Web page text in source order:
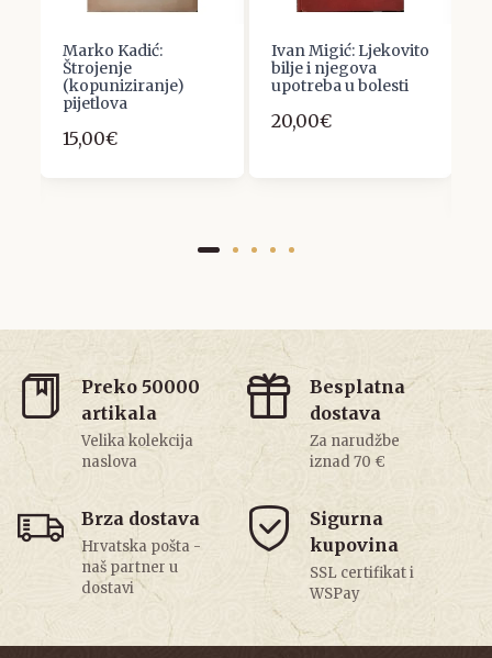
Marko Kadić:
Štrojenje
(kopuniziranje)
pijetlova
15,00€
Ivan Migić: Ljekovito
bilje i njegova
upotreba u bolesti
20,00€
Preko 50000
artikala
Velika kolekcija
naslova
Besplatna
dostava
Za narudžbe
iznad 70 €
Brza dostava
Hrvatska pošta -
naš partner u
dostavi
Sigurna
kupovina
SSL certifikat i
WSPay